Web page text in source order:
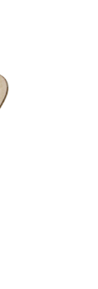
i
krzywizn
z
siły
chodzenia po
terakota,